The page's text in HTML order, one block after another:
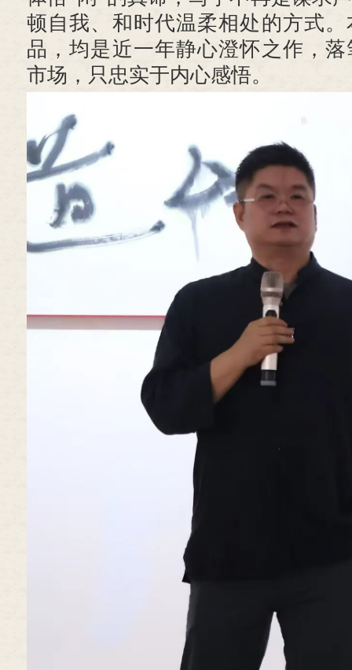
顿自我、和时代温柔相处的方式
品，均是近一年静心澄怀之作，
市场，只忠实于内心感悟。